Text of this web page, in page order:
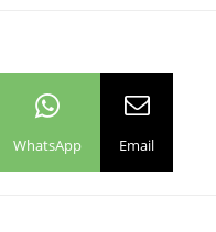
WhatsApp Email